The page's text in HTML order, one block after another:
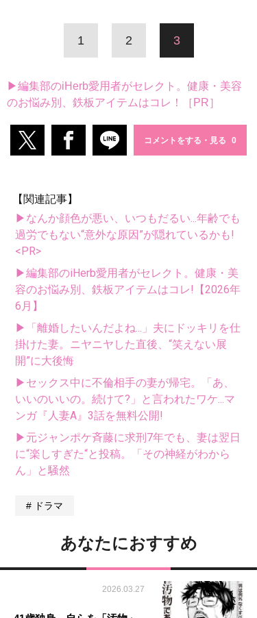
1 2 3
▶編集部のiHerb愛用者がセレクト。健康・美容
のお悩み別、鉄板アイテムはコレ！［PR］
コメントをする・見る
【関連記事】
▶なんか顔色が悪い、いつもだるい...年齢でも
過労でもない“意外な原因”が隠れているかも!
<PR>
▶編集部のiHerb愛用者がセレクト。健康・美
容のお悩み別、鉄板アイテムはコレ!【2026年
6月】
▶「離婚したいんだよね...」夫にドッキリを仕
掛けた妻。ニヤニヤした直後、“笑えない展
開”に大後悔
▶セックス中に不倫相手の妻が帰宅。「あ、
いいのいいの。続けて?」と言われたワケ...マ
ンガ『人妻A』3話を無料公開!
▶元ジャンポケ斉藤に求刑7年でも、妻は翌日
に“楽しすぎた“と投稿。「その神経がわから
ん」と騒然
ドラマ
あなたにおすすめ
2026.03.27